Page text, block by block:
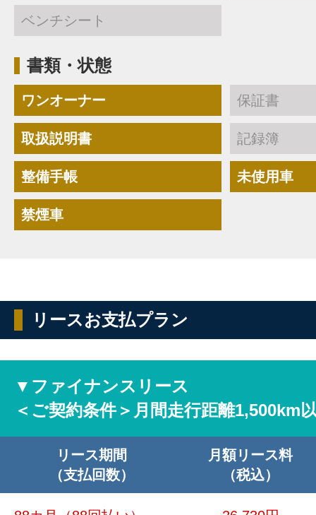
ベンチシート
書類・状態
ワンオーナー 保証書
取扱説明書 記録簿
整備手帳 未使用車
禁煙車
リースお支払プラン
▼ファイナンスリース
＜ご契約条件＞月間走行距離1,500km
リース期間
（支払回数）
月額リース料
（税込）